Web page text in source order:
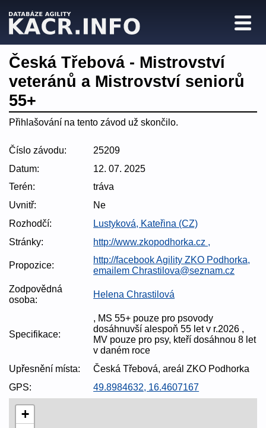
Česká Třebová - Mistrovství
veteránů a Mistrovství seniorů
55+
Přihlašování na tento závod už skončilo.
Číslo závodu:
25209
Datum:
12. 07. 2025
Terén:
tráva
Uvnitř:
Ne
Rozhodčí:
Lustyková, Kateřina (CZ)
Stránky:
http://www.zkopodhorka.cz ,
Propozice:
http://facebook Agility ZKO Podhorka,
emailem Chrastilova@seznam.cz
Zodpovědná
osoba:
Helena Chrastilová
Specifikace:
, MS 55+ pouze pro psovody
dosáhnuvší alespoň 55 let v r.2026 ,
MV pouze pro psy, kteří dosáhnou 8 let
v daném roce
Upřesnění místa:
Česká Třebová, areál ZKO Podhorka
GPS:
49.8984632, 16.4607167
+